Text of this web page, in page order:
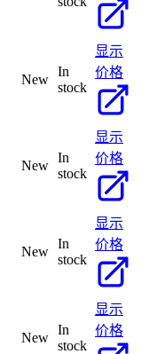
New
In
stock
显示
价格
New
In
stock
显示
价格
New
In
stock
显示
价格
New
In
stock
显示
价格